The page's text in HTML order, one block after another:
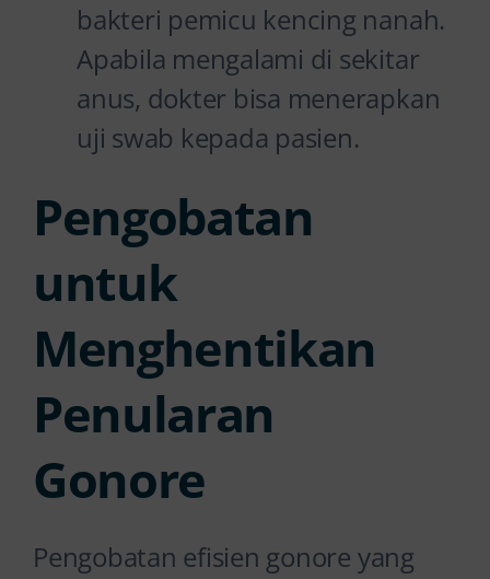
bakteri pemicu kencing nanah.
Apabila mengalami di sekitar
anus, dokter bisa menerapkan
uji swab kepada pasien.
Pengobatan
untuk
Menghentikan
Penularan
Gonore
Pengobatan efisien gonore yang